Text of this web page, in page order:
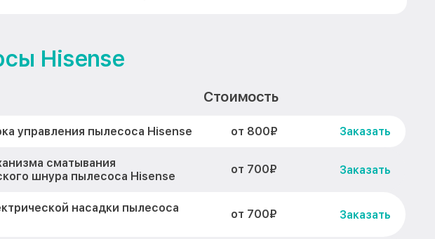
Hisense
Стоимость
управления пылесоса Hisense от 800₽ Заказать
сматывания
шнура пылесоса Hisense
от 700₽ Заказать
насадки пылесоса
от 700₽ Заказать